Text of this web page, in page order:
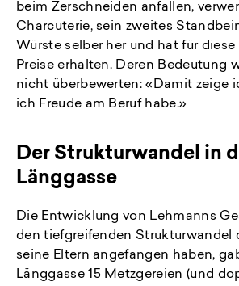
beim Zerschneiden anfallen,
Charcuterie, sein zweites
Würste selber her und hat für
Preise erhalten. Deren Bedeutung
nicht überbewerten: «Damit zeige
ich Freude am Beruf habe.»
Der Strukturwandel in
Länggasse
Die Entwicklung von Lehmanns
den tiefgreifenden Strukturwandel
seine Eltern angefangen haben,
Länggasse 15 Metzgereien (und